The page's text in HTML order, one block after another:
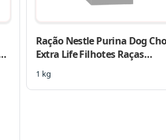
Ração Nestle Purina Dog
Extra Life Filhotes Raças
Pequenas
1 kg